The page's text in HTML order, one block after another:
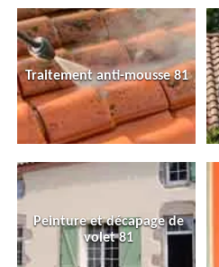
Traitement anti-mousse 81
Peinture et décapage de
volet 81